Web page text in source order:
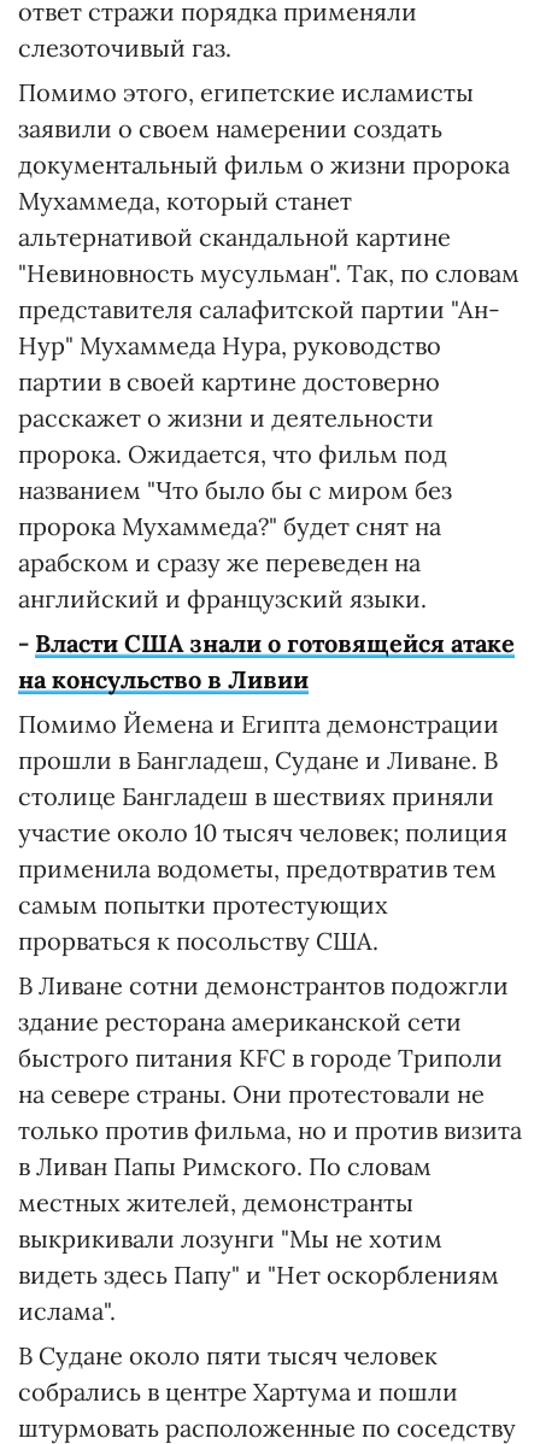
ответ стражи порядка применяли
слезоточивый газ.
Помимо этого, египетские исламисты
заявили о своем намерении создать
документальный фильм о жизни пророка
Мухаммеда, который станет
альтернативой скандальной картине
"Невиновность мусульман". Так, по словам
представителя салафитской партии "Ан-
Нур" Мухаммеда Нура, руководство
партии в своей картине достоверно
расскажет о жизни и деятельности
пророка. Ожидается, что фильм под
названием "Что было бы с миром без
пророка Мухаммеда?" будет снят на
арабском и сразу же переведен на
английский и французский языки.
- Власти США знали о готовящейся атаке
на консульство в Ливии
Помимо Йемена и Египта демонстрации
прошли в Бангладеш, Судане и Ливане. В
столице Бангладеш в шествиях приняли
участие около 10 тысяч человек; полиция
применила водометы, предотвратив тем
самым попытки протестующих
прорваться к посольству США.
В Ливане сотни демонстрантов подожгли
здание ресторана американской сети
быстрого питания KFC в городе Триполи
на севере страны. Они протестовали не
только против фильма, но и против визита
в Ливан Папы Римского. По словам
местных жителей, демонстранты
выкрикивали лозунги "Мы не хотим
видеть здесь Папу" и "Нет оскорблениям
ислама".
В Судане около пяти тысяч человек
собрались в центре Хартума и пошли
штурмовать расположенные по соседству